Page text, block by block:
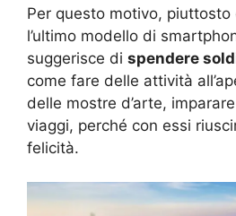
Per questo motivo, piuttosto
l’ultimo modello di
suggerisce di spendere
come fare delle attività
delle mostre d’arte,
viaggi, perché con essi
felicità.